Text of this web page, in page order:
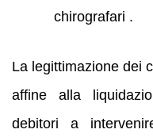
chirografari .
La legittimazione dei
affine alla
debitori a